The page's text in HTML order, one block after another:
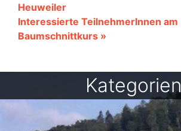
Heuweiler
Interessierte TeilnehmerInnen am
Baumschnittkurs »
Kategorien